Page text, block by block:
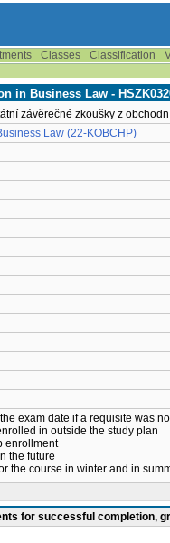
Classes Classification
in Business Law -
závěrečné zkoušky z
Law (22-KOBCHP)
exam date if a requisite was
in outside the study plan
enrollment
the future
the course in winter and in
for successful completion,